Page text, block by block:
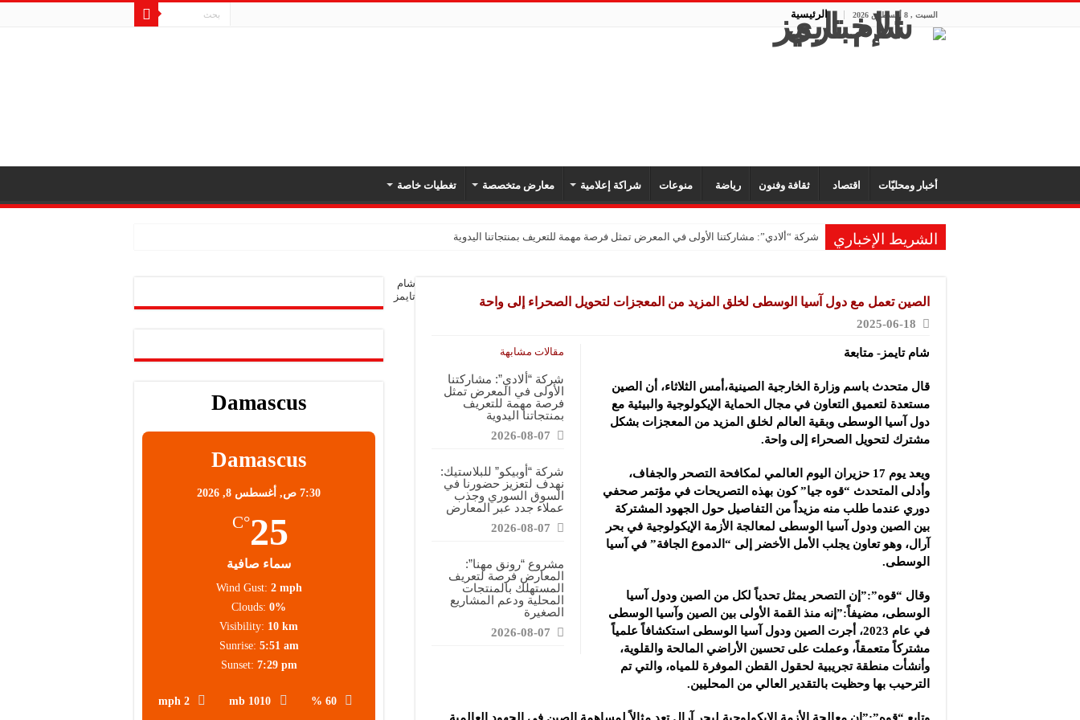
السبت , 8 أغسطس 2026 الرئيسية
أخبار ومحليّات اقتصاد ثقافة وفنون رياضة منوعات شراكة إعلامية معارض متخصصة تغطيات خاصة
الشريط الإخباري شركة “ألادي”: مشاركتنا الأولى في المعرض تمثل فرصة مهمة للتعريف بمنتجاتنا اليدوية
الصين تعمل مع دول آسيا الوسطى لخلق المزيد من المعجزات لتحويل الصحراء إلى واحة
2025-06-18
مقالات مشابهة
شركة “ألادي”: مشاركتنا
الأولى في المعرض تمثل
فرصة مهمة للتعريف
بمنتجاتنا اليدوية
2026-08-07
شركة “أوبيكو” للبلاستيك:
نهدف لتعزيز حضورنا في
السوق السوري وجذب
عملاء جدد عبر المعارض
2026-08-07
مشروع “رونق مهنا”:
المعارض فرصة لتعريف
المستهلك بالمنتجات
المحلية ودعم المشاريع
الصغيرة
2026-08-07
شام تايمز- متابعة
قال متحدث باسم وزارة الخارجية الصينية،أمس الثلاثاء، أن الصين
مستعدة لتعميق التعاون في مجال الحماية الإيكولوجية والبيئية مع
دول آسيا الوسطى وبقية العالم لخلق المزيد من المعجزات بشكل
مشترك لتحويل الصحراء إلى واحة.
ويعد يوم 17 حزيران اليوم العالمي لمكافحة التصحر والجفاف،
وأدلى المتحدث “قوه جيا” كون بهذه التصريحات في مؤتمر صحفي
دوري عندما طلب منه مزيداً من التفاصيل حول الجهود المشتركة
بين الصين ودول آسيا الوسطى لمعالجة الأزمة الإيكولوجية في بحر
آرال، وهو تعاون يجلب الأمل الأخضر إلى “الدموع الجافة” في آسيا
الوسطى.
وقال “قوه”:”إن التصحر يمثل تحدياً لكل من الصين ودول آسيا
الوسطى، مضيفاً:”إنه منذ القمة الأولى بين الصين وآسيا الوسطى
في عام 2023، أجرت الصين ودول آسيا الوسطى استكشافاً علمياً
مشتركاً متعمقاً، وعملت على تحسين الأراضي المالحة والقلوية،
وأنشأت منطقة تجريبية لحقول القطن الموفرة للمياه، والتي تم
الترحيب بها وحظيت بالتقدير العالي من المحليين.
Damascus
Damascus
7:30 ص, أغسطس 8, 2026
25
°C
سماء صافية
60 %
1010 mb
2 mph
Wind Gust: 2 mph
Clouds: 0%
Visibility: 10 km
Sunrise: 5:51 am
Sunset: 7:29 pm
شام
تايمز